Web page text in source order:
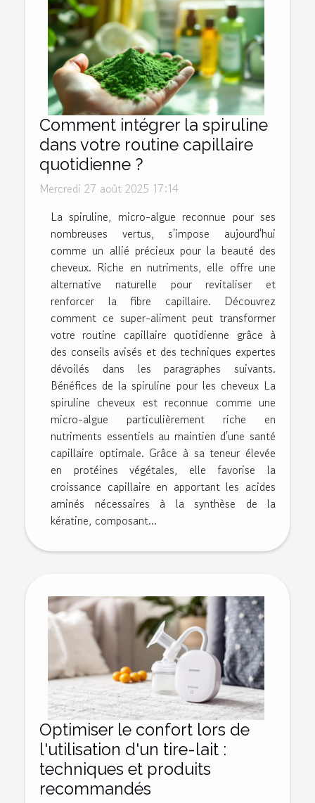
Comment intégrer la spiruline
dans votre routine capillaire
quotidienne ?
Mercredi 27 août 2025 17:14
La spiruline, micro-algue reconnue pour ses
nombreuses vertus, s'impose aujourd'hui
comme un allié précieux pour la beauté des
cheveux. Riche en nutriments, elle offre une
alternative naturelle pour revitaliser et
renforcer la fibre capillaire. Découvrez
comment ce super-aliment peut transformer
votre routine capillaire quotidienne grâce à
des conseils avisés et des techniques expertes
dévoilés dans les paragraphes suivants.
Bénéfices de la spiruline pour les cheveux La
spiruline cheveux est reconnue comme une
micro-algue particulièrement riche en
nutriments essentiels au maintien d'une santé
capillaire optimale. Grâce à sa teneur élevée
en protéines végétales, elle favorise la
croissance capillaire en apportant les acides
aminés nécessaires à la synthèse de la
kératine, composant...
Optimiser le confort lors de
l'utilisation d'un tire-lait :
techniques et produits
recommandés